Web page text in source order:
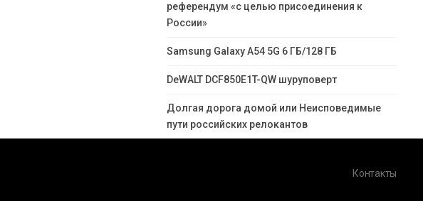
референдум «с целью присоединения к
России»
Samsung Galaxy A54 5G 6 ГБ/128 ГБ
DeWALT DCF850E1T-QW шуруповерт
Долгая дорога домой или Неисповедимые
пути российских релокантов
Контакты